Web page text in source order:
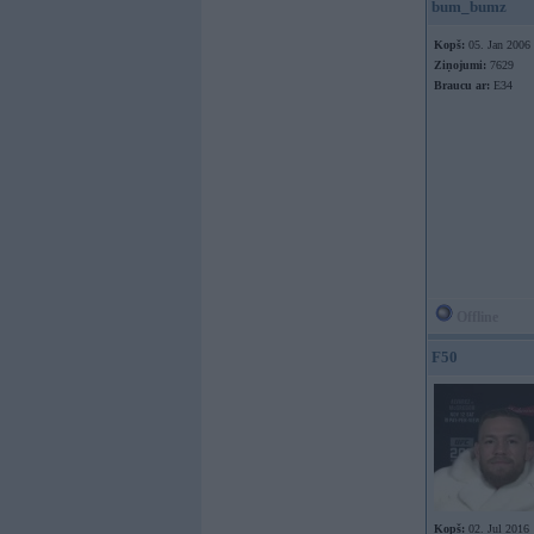
bum_bumz
Kopš: 05. Jan 2006
Ziņojumi: 7629
Braucu ar: E34
F50
Kopš: 02. Jul 2016